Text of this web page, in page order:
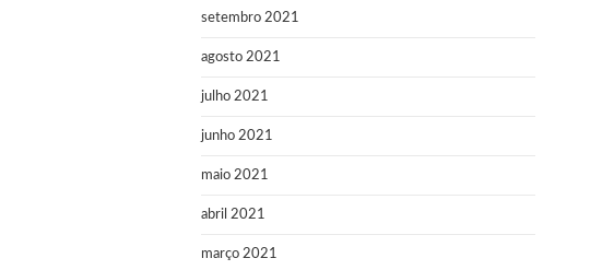
setembro 2021
agosto 2021
julho 2021
junho 2021
maio 2021
abril 2021
março 2021